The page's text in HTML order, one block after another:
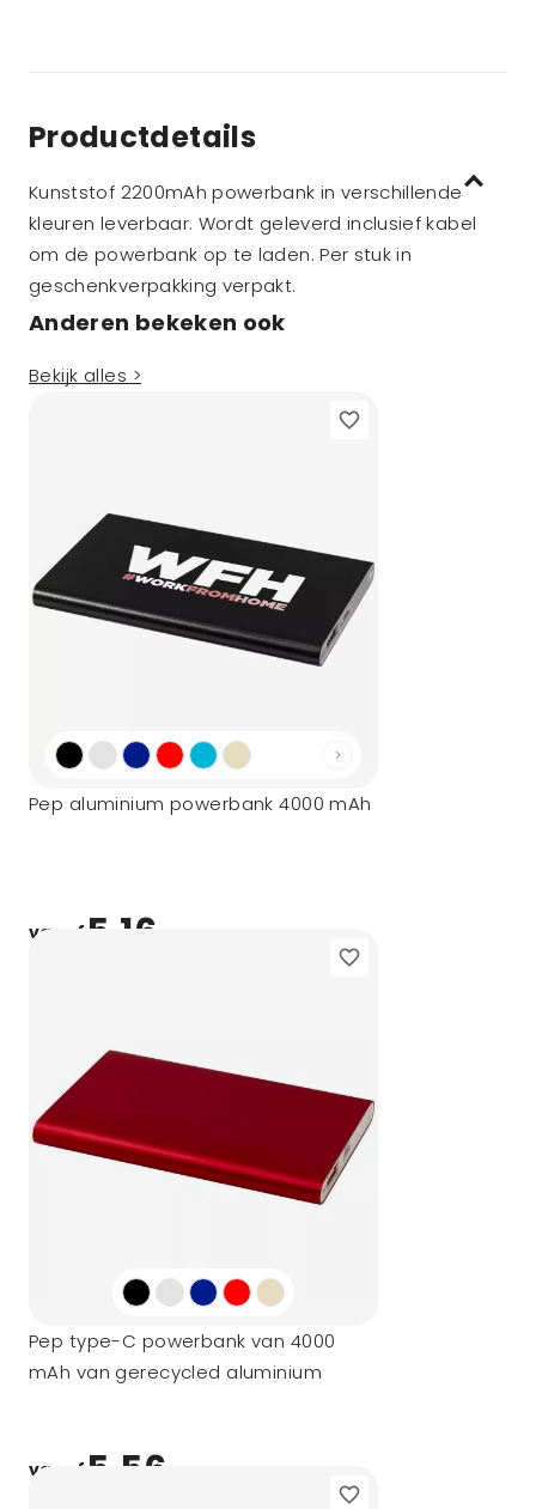
Productdetails
Kunststof 2200mAh powerbank in verschillende
kleuren leverbaar. Wordt geleverd inclusief kabel
om de powerbank op te laden. Per stuk in
geschenkverpakking verpakt.
Anderen bekeken ook
Bekijk alles >
Pep aluminium powerbank 4000 mAh
vanaf 5,16
Pep type-C powerbank van 4000
mAh van gerecycled aluminium
vanaf 5,56